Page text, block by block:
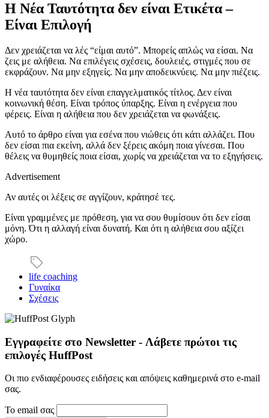
Η Νέα Ταυτότητα δεν είναι Ετικέτα –
Είναι Επιλογή
Δεν χρειάζεται να λές “είμαι αυτό”. Μπορείς απλώς να είσαι. Να
ζεις με αλήθεια. Να επιλέγεις σχέσεις, δουλειές, στιγμές που σε
εκφράζουν. Να μην εξηγείς. Να μην αποδεικνύεις. Να μην πιέζεις.
Η νέα ταυτότητα δεν είναι επαγγελματικός τίτλος. Δεν είναι
κοινωνική θέση. Είναι τρόπος ύπαρξης. Είναι η ενέργεια που
φέρεις. Είναι η αλήθεια που δεν χρειάζεται να φωνάξεις.
Αυτό το άρθρο είναι για εσένα που νιώθεις ότι κάτι αλλάζει. Που
δεν είσαι πια εκείνη, αλλά δεν ξέρεις ακόμη ποια γίνεσαι. Που
θέλεις να θυμηθείς ποια είσαι, χωρίς να χρειάζεται να το εξηγήσεις.
Advertisement
Αν αυτές οι λέξεις σε αγγίζουν, κράτησέ τες.
Είναι γραμμένες με πρόθεση, για να σου θυμίσουν ότι δεν είσαι
μόνη. Ότι η αλλαγή είναι δυνατή. Και ότι η αλήθεια σου αξίζει
χώρο.
life coaching
Γυναίκα
Σχέσεις
Εγγραφείτε στο Newsletter - Λάβετε πρώτοι τις
επιλογές HuffPost
Οι πιο ενδιαφέρουσες ειδήσεις και απόψεις καθημερινά στο e-mail
σας.
Το email σας